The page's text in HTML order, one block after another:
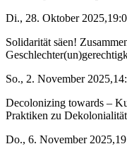
Di., 28. Oktober
Solidarität säen!
So., 2. November
Decolonizing towards –
Praktiken zu
Do., 6. November